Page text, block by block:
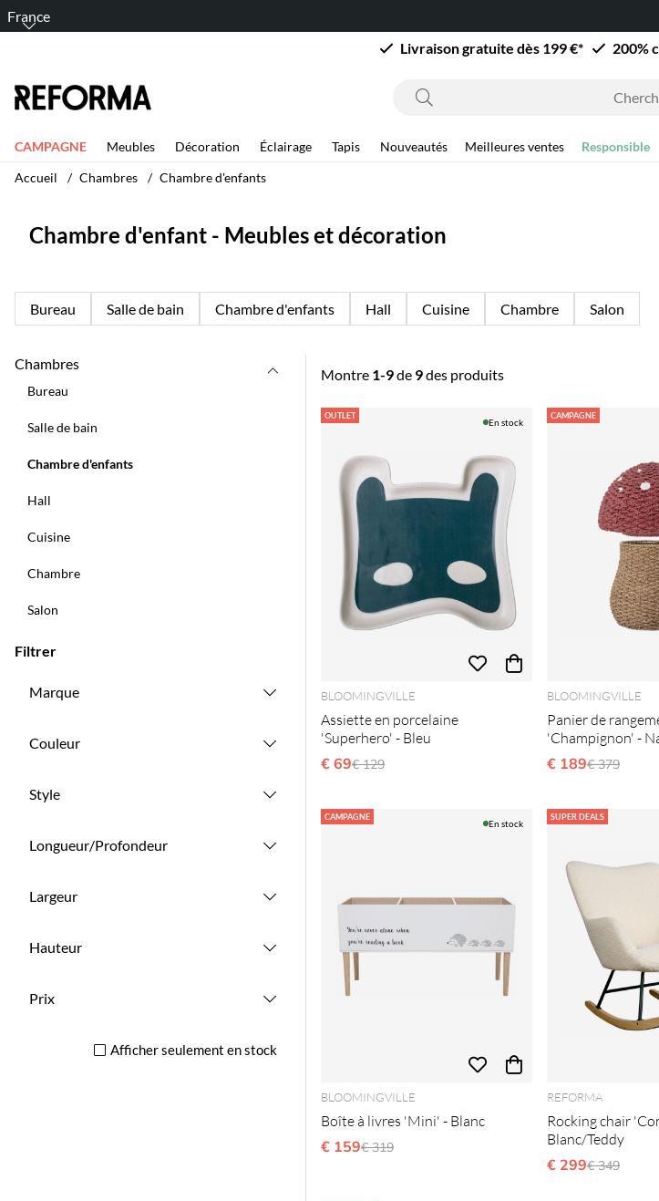
France
Livraison gratuite dès 199 €*
200%
CAMPAGNE Meubles Décoration Éclairage Tapis Nouveautés Meilleures ventes Responsible
Accueil
Chambres Chambre d'enfants
Chambre d'enfant - Meubles et décoration
Bureau Salle de bain Chambre d'enfants Hall Cuisine Chambre Salon
Chambres
Bureau
Salle de bain
Chambre d'enfants
Hall
Cuisine
Chambre
Salon
Filtrer
Marque
Couleur
Style
Longueur/Profondeur
Largeur
Hauteur
Prix
Afficher seulement en stock
Montre 1-9de 9des produits
Produits
OUTLET
En stock
BLOOMINGVILLE
Assiette en porcelaine
'Superhero' - Bleu
€ 69Prix régulier:
€ 129
CAMPAGNE
BLOOMINGVILLE
Panier de
'Champignon' -
€ 189Prix
€ 379
CAMPAGNE
En stock
BLOOMINGVILLE
Boîte à livres 'Mini' - Blanc
€ 159Prix régulier:
€ 319
SUPER DEALS
REFORMA
Rocking chair
Blanc/Teddy
€ 299Prix
€ 349